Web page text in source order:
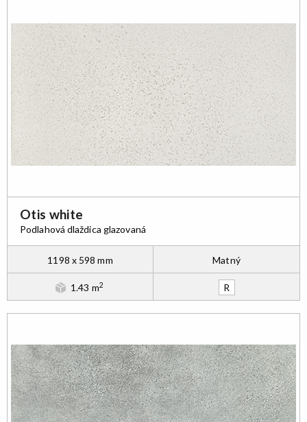
Otis white
Podlahová dlaždica glazovaná
1198 x 598 mm Matný
1.43 m2 R